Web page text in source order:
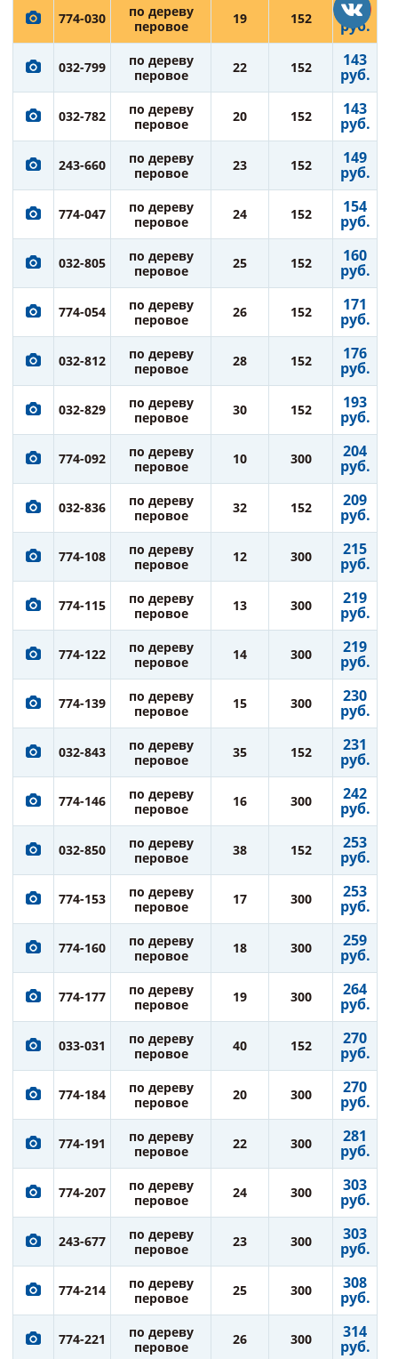
774-030
по дереву
перовое
19 152 138
руб.
032-799
по дереву
перовое
22 152 143
руб.
032-782
по дереву
перовое
20 152 143
руб.
243-660
по дереву
перовое
23 152 149
руб.
774-047
по дереву
перовое
24 152 154
руб.
032-805
по дереву
перовое
25 152 160
руб.
774-054
по дереву
перовое
26 152 171
руб.
032-812
по дереву
перовое
28 152 176
руб.
032-829
по дереву
перовое
30 152 193
руб.
774-092
по дереву
перовое
10 300 204
руб.
032-836
по дереву
перовое
32 152 209
руб.
774-108
по дереву
перовое
12 300 215
руб.
774-115
по дереву
перовое
13 300 219
руб.
774-122
по дереву
перовое
14 300 219
руб.
774-139
по дереву
перовое
15 300 230
руб.
032-843
по дереву
перовое
35 152 231
руб.
774-146
по дереву
перовое
16 300 242
руб.
032-850
по дереву
перовое
38 152 253
руб.
774-153
по дереву
перовое
17 300 253
руб.
774-160
по дереву
перовое
18 300 259
руб.
774-177
по дереву
перовое
19 300 264
руб.
033-031
по дереву
перовое
40 152 270
руб.
774-184
по дереву
перовое
20 300 270
руб.
774-191
по дереву
перовое
22 300 281
руб.
774-207
по дереву
перовое
24 300 303
руб.
243-677
по дереву
перовое
23 300 303
руб.
774-214
по дереву
перовое
25 300 308
руб.
774-221
по дереву
перовое
26 300 314
руб.